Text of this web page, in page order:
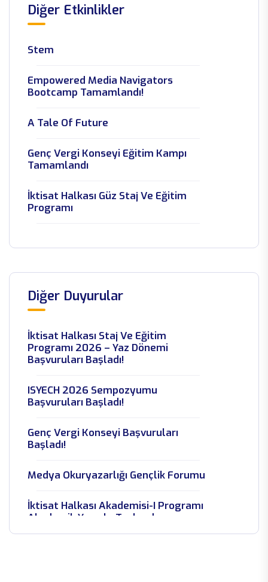
Diğer Etkinlikler
Stem
Empowered Media Navigators
Bootcamp Tamamlandı!
A Tale Of Future
Genç Vergi Konseyi Eğitim Kampı
Tamamlandı
İktisat Halkası Güz Staj Ve Eğitim
Programı
Grupları Programı 2024-2025
Ecatopia Stop Ecocide
Türkiye Ve Irak Yeni Dönem
Forumu
Tax Council – Rapor Lansmanı
Maliye Meclisi Programı
Gerçekleştirildi
NEXTTECH Projemizin İlk Adımını
Diğer Duyurular
İktisat Halkası Staj Ve Eğitim
Programı 2026 – Yaz Dönemi
Başvuruları Başladı!
ISYECH 2026 Sempozyumu
Başvuruları Başladı!
Genç Vergi Konseyi Başvuruları
Başladı!
Medya Okuryazarlığı Gençlik Forumu
İktisat Halkası Akademisi-I Programı
Akademik Yayınla Taçlandı